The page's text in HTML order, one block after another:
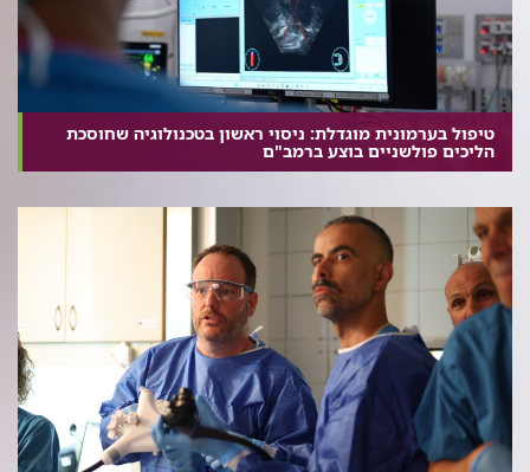
טיפול בערמונית מוגדלת: ניסוי ראשון בטכנולוגיה שחוסכת
הליכים פולשניים בוצע ברמב"ם